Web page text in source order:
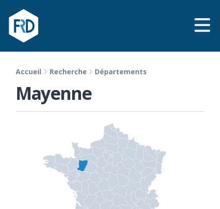
Accueil Recherche Départements
Mayenne